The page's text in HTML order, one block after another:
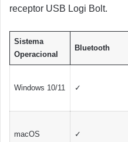
receptor USB Logi Bolt.
Sistema
Operacional
Bluetooth
Windows 10/11 ✓
macOS ✓